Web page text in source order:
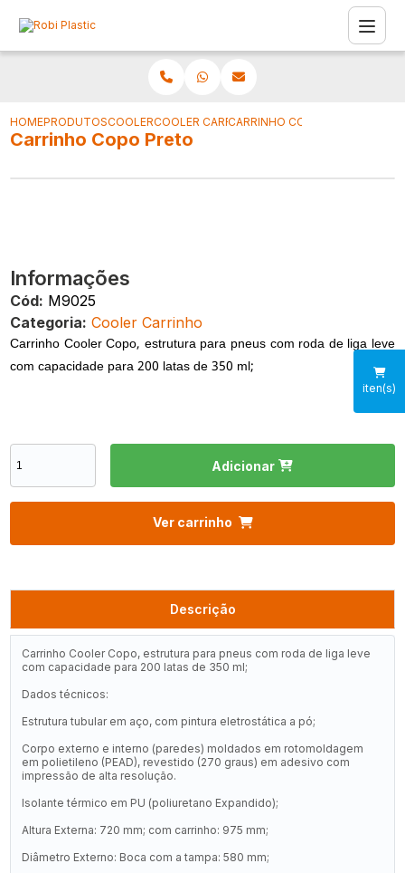
HOMEPRODUTOSCOOLERCOOLER CARRINHOCARRINHO COPO PRETO
Carrinho Copo Preto
Informações
Cód: M9025
Categoria: Cooler Carrinho
Carrinho Cooler Copo, estrutura para pneus com roda de liga leve
com capacidade para 200 latas de 350 ml;
Adicionar
Ver carrinho
Descrição
Carrinho Cooler Copo, estrutura para pneus com roda de liga leve
com capacidade para 200 latas de 350 ml;
Dados técnicos:
Estrutura tubular em aço, com pintura eletrostática a pó;
Corpo externo e interno (paredes) moldados em rotomoldagem
em polietileno (PEAD), revestido (270 graus) em adesivo com
impressão de alta resolução.
Isolante térmico em PU (poliuretano Expandido);
Altura Externa: 720 mm; com carrinho: 975 mm;
Diâmetro Externo: Boca com a tampa: 580 mm;
iten(s)